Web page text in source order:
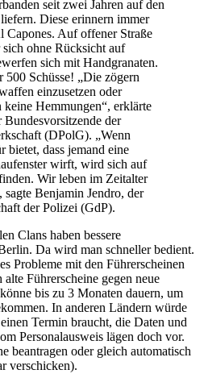
seit zwei Jahren auf den
Diese erinnern immer
Capones. Auf offener Straße
ohne Rücksicht auf
sich mit Handgranaten.
500 Schüsse! „Die zögern
einzusetzen oder
keine Hemmungen“, erklärte
der
(DPolG). „Wenn
bietet, dass jemand eine
wirft, wird sich auf
Wir leben im Zeitalter
sagte Benjamin Jendro, der
der Polizei (GdP).
Clans haben bessere
Da wird man schneller bedient.
Probleme mit den Führerscheinen
Führerscheine gegen neue
bis zu 3 Monaten dauern, um
In anderen Ländern würde
Termin braucht, die Daten und
Personalausweis lägen doch vor.
beantragen oder gleich automatisch
verschicken).